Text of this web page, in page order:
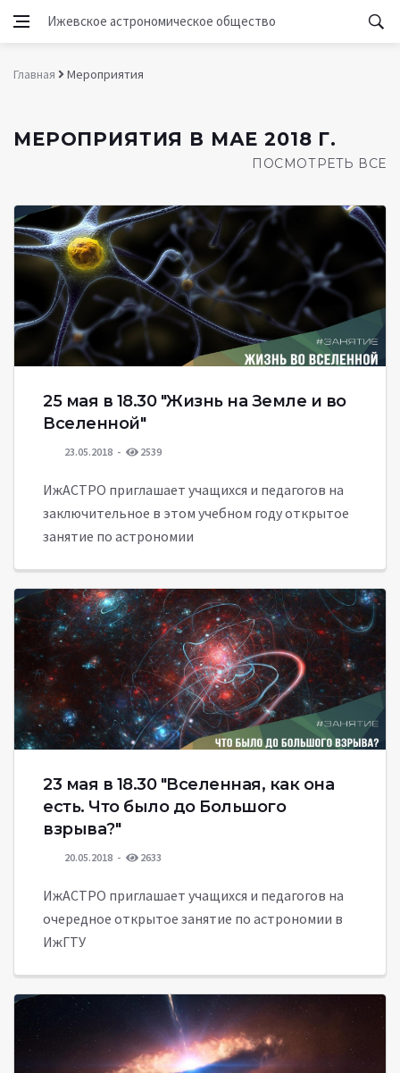
Ижевское астрономическое общество
Главная Мероприятия
МЕРОПРИЯТИЯ В МАЕ 2018 Г.
ПОСМОТРЕТЬ ВСЕ
25 мая в 18.30 "Жизнь на Земле и во
Вселенной"
23.05.2018 2539
ИжАСТРО приглашает учащихся и педагогов на
заключительное в этом учебном году открытое
занятие по астрономии
23 мая в 18.30 "Вселенная, как она
есть. Что было до Большого
взрыва?"
20.05.2018 2633
ИжАСТРО приглашает учащихся и педагогов на
очередное открытое занятие по астрономии в
ИжГТУ